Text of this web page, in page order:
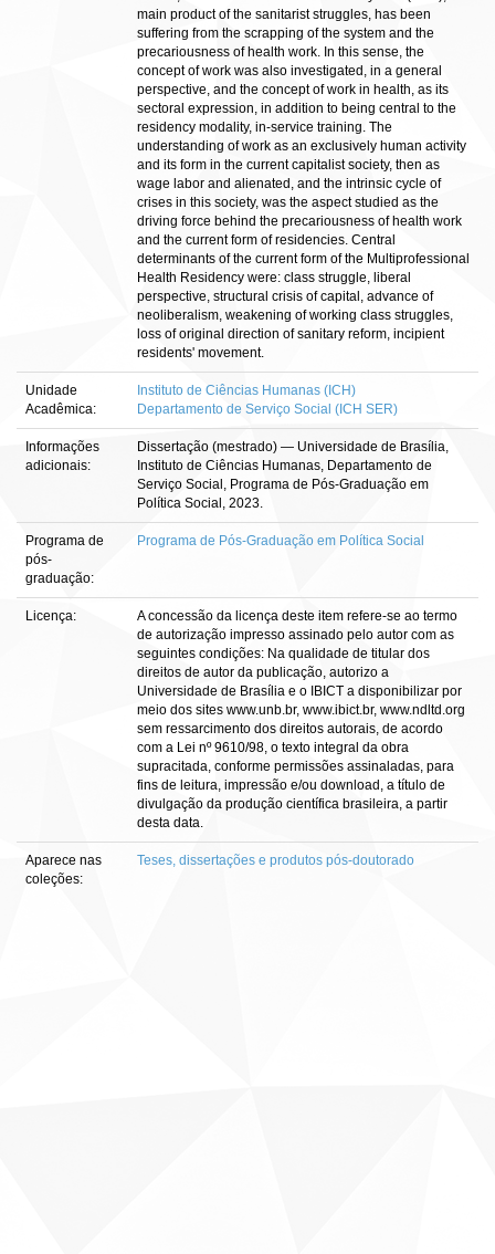
main product of the sanitarist struggles, has been
suffering from the scrapping of the system and the
precariousness of health work. In this sense, the
concept of work was also investigated, in a general
perspective, and the concept of work in health, as its
sectoral expression, in addition to being central to the
residency modality, in-service training. The
understanding of work as an exclusively human activity
and its form in the current capitalist society, then as
wage labor and alienated, and the intrinsic cycle of
crises in this society, was the aspect studied as the
driving force behind the precariousness of health work
and the current form of residencies. Central
determinants of the current form of the Multiprofessional
Health Residency were: class struggle, liberal
perspective, structural crisis of capital, advance of
neoliberalism, weakening of working class struggles,
loss of original direction of sanitary reform, incipient
residents' movement.
Unidade
Acadêmica:
Instituto de Ciências Humanas (ICH)
Departamento de Serviço Social (ICH SER)
Informações
adicionais:
Dissertação (mestrado) — Universidade de Brasília,
Instituto de Ciências Humanas, Departamento de
Serviço Social, Programa de Pós-Graduação em
Política Social, 2023.
Programa de
pós-
graduação:
Programa de Pós-Graduação em Política Social
Licença:
A concessão da licença deste item refere-se ao termo
de autorização impresso assinado pelo autor com as
seguintes condições: Na qualidade de titular dos
direitos de autor da publicação, autorizo a
Universidade de Brasília e o IBICT a disponibilizar por
meio dos sites www.unb.br, www.ibict.br, www.ndltd.org
sem ressarcimento dos direitos autorais, de acordo
com a Lei nº 9610/98, o texto integral da obra
supracitada, conforme permissões assinaladas, para
fins de leitura, impressão e/ou download, a título de
divulgação da produção científica brasileira, a partir
desta data.
Aparece nas
coleções:
Teses, dissertações e produtos pós-doutorado